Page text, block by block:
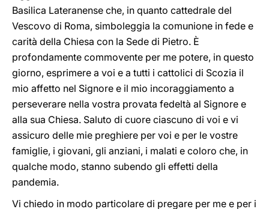
Basilica Lateranense che, in quanto cattedrale del
Vescovo di Roma, simboleggia la comunione in fede e
carità della Chiesa con la Sede di Pietro. È
profondamente commovente per me potere, in questo
giorno, esprimere a voi e a tutti i cattolici di Scozia il
mio affetto nel Signore e il mio incoraggiamento a
perseverare nella vostra provata fedeltà al Signore e
alla sua Chiesa. Saluto di cuore ciascuno di voi e vi
assicuro delle mie preghiere per voi e per le vostre
famiglie, i giovani, gli anziani, i malati e coloro che, in
qualche modo, stanno subendo gli effetti della
pandemia.
Vi chiedo in modo particolare di pregare per me e per i